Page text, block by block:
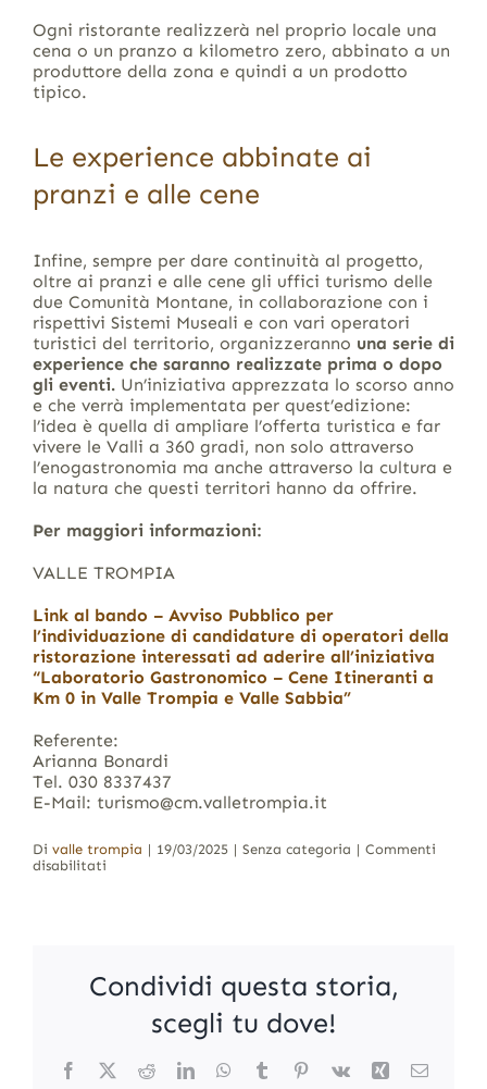
Ogni ristorante realizzerà nel proprio locale una
cena o un pranzo a kilometro zero, abbinato a un
produttore della zona e quindi a un prodotto
tipico.
Le experience abbinate ai
pranzi e alle cene
Infine, sempre per dare continuità al progetto,
oltre ai pranzi e alle cene gli uffici turismo delle
due Comunità Montane, in collaborazione con i
rispettivi Sistemi Museali e con vari operatori
turistici del territorio, organizzeranno una serie di
experience che saranno realizzate prima o dopo
gli eventi. Un’iniziativa apprezzata lo scorso anno
e che verrà implementata per quest’edizione:
l’idea è quella di ampliare l’offerta turistica e far
vivere le Valli a 360 gradi, non solo attraverso
l’enogastronomia ma anche attraverso la cultura e
la natura che questi territori hanno da offrire.
Per maggiori informazioni:
VALLE TROMPIA
Link al bando – Avviso Pubblico per
l’individuazione di candidature di operatori della
ristorazione interessati ad aderire all’iniziativa
“Laboratorio Gastronomico – Cene Itineranti a
Km 0 in Valle Trompia e Valle Sabbia”
Referente:
Arianna Bonardi
Tel. 030 8337437
E-Mail: turismo@cm.valletrompia.it
Di valle trompia | 19/03/2025 | Senza categoria | Commenti
disabilitati
cene
zero
in
Condividi questa storia,
scegli tu dove!
Facebook
X RedditLinkedInWhatsApp
TumblrPinterest
Vk Xing Email